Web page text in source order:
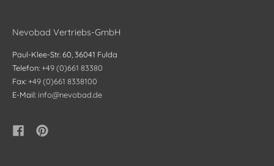
Nevobad Vertriebs-GmbH
Paul-Klee-Str. 60, 36041 Fulda
Telefon:+49 (0)661 83380
Fax:+49 (0)661 8338100
E-Mail: info@nevobad.de